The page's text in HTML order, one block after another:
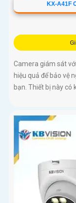
KX-A41F
Camera giám sát
hiệu quả để bảo vệ
bạn. Thiết bị này có